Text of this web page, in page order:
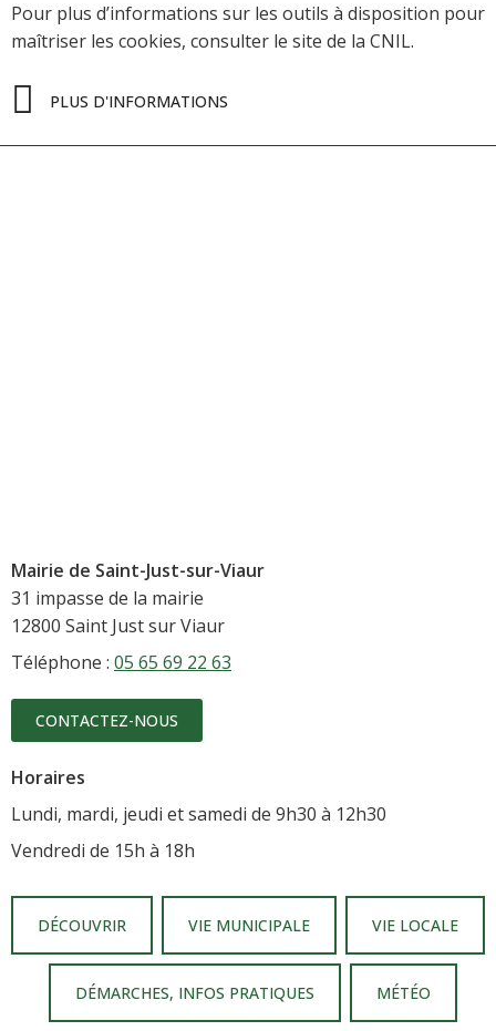
Pour plus d’informations sur les outils à disposition pour
maîtriser les cookies, consulter le site de la CNIL.
PLUS D'INFORMATIONS
Mairie de Saint-Just-sur-Viaur
31 impasse de la mairie
12800 Saint Just sur Viaur
Téléphone : 05 65 69 22 63
CONTACTEZ-NOUS
Horaires
Lundi, mardi, jeudi et samedi de 9h30 à 12h30
Vendredi de 15h à 18h
DÉCOUVRIR VIE MUNICIPALE VIE LOCALE
DÉMARCHES, INFOS PRATIQUES MÉTÉO